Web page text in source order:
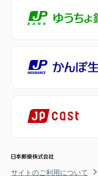
サイトのご利用について